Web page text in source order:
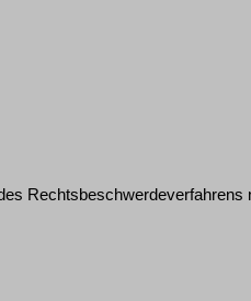
Rechtsbeschwerdeverfahrens